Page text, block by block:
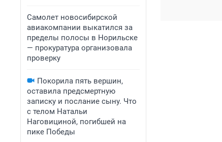
Самолет новосибирской
авиакомпании выкатился за
пределы полосы в Норильске
— прокуратура организовала
проверку
Покорила пять вершин,
оставила предсмертную
записку и послание сыну. Что
с телом Натальи
Наговициной, погибшей на
пике Победы